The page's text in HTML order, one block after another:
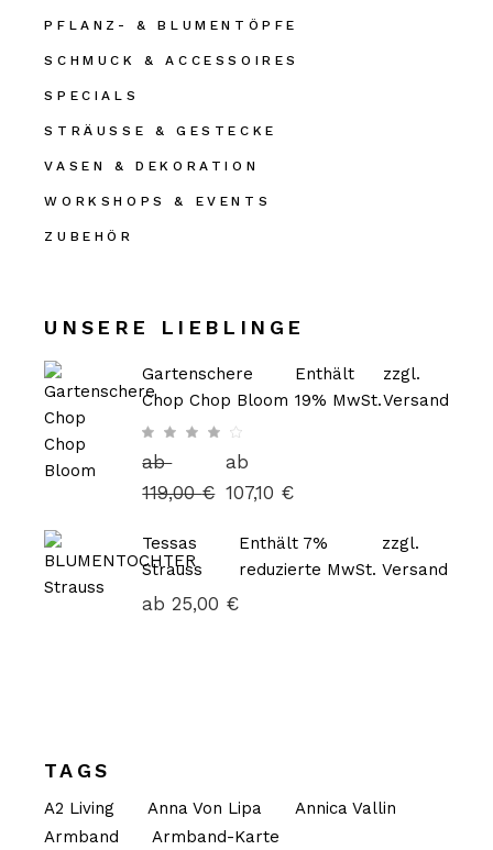
PFLANZ- & BLUMENTÖPFE
SCHMUCK & ACCESSOIRES
SPECIALS
STRÄUSSE & GESTECKE
VASEN & DEKORATION
WORKSHOPS & EVENTS
ZUBEHÖR
UNSERE LIEBLINGE
Gartenschere
Chop Chop Bloom
ab
119,00€
ab
107,10 €
Enthält
19% MwSt.
zzgl.
Versand
Tessas
Strauss
ab25,00 €
Enthält 7%
reduzierte MwSt.
zzgl.
Versand
TAGS
A2 Living Anna Von Lipa
Annica Vallin
Armband
Armband-Karte